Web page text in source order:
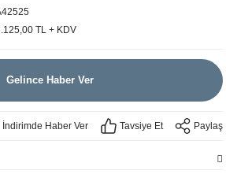
TL + KDV
Gelince Haber Ver
İndirimde Haber Ver Tavsiye Et Paylaş